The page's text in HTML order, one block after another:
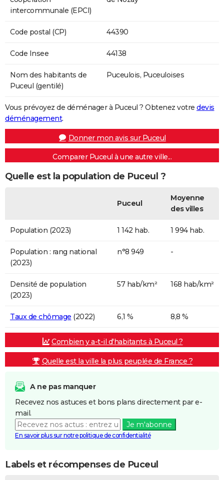
intercommunale (EPCI)
Code postal (CP) 44390
Code Insee 44138
Nom des habitants de
Puceul (gentilé)
Puceulois, Puceuloises
Vous prévoyez de déménager à Puceul ? Obtenez votre devis
déménagement.
Donner mon avis sur Puceul
Comparer Puceul à une autre ville...
Quelle est la population de Puceul ?
Puceul
Moyenne
des villes
Population (2023) 1 142 hab. 1 994 hab.
Population : rang national
(2023)
n°8 949 -
Densité de population
(2023)
57 hab/km² 168 hab/km²
Taux de chômage (2022) 6,1 % 8,8 %
Combien y a-t-il d'habitants à Puceul ?
Quelle est la ville la plus peuplée de France ?
A ne pas manquer
Recevez nos astuces et bons plans directement par e-
mail.
Je m'abonne
En savoir plus sur notre politique de confidentialité
Labels et récompenses de Puceul